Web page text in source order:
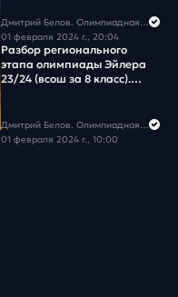
Дмитрий Белов. Олимпиадная математика в Школково
01 февраля 2024 г., 20:04
Разбор регионального
этапа олимпиады Эйлера
23/24 (всош за 8 класс).
Дмитрий Белов. Олимпиадная математика в Школково
01 февраля 2024 г., 10:00